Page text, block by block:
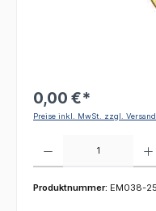
0,00 €*
Preise inkl. MwSt. zzgl.
Produktnummer: EM038-